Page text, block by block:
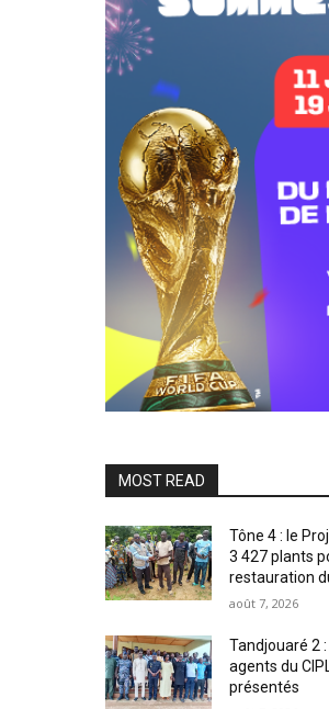
MOST READ
Tône 4 : le
3 427 plants
restauration
août 7, 2026
Tandjouaré 2
agents du
présentés